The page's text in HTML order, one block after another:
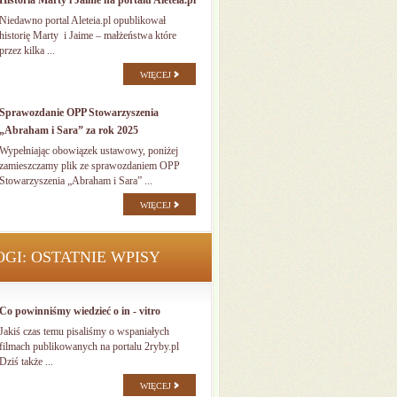
Niedawno portal Aleteia.pl opublikował
historię Marty i Jaime – małżeństwa które
przez kilka ...
WIĘCEJ
Sprawozdanie OPP Stowarzyszenia
„Abraham i Sara” za rok 2025
Wypełniając obowiązek ustawowy, poniżej
zamieszczamy plik ze sprawozdaniem OPP
Stowarzyszenia „Abraham i Sara” ...
WIĘCEJ
OSTATNIE WPISY
Co powinniśmy wiedzieć o in - vitro
Jakiś czas temu pisaliśmy o wspaniałych
filmach publikowanych na portalu 2ryby.pl
Dziś także ...
WIĘCEJ